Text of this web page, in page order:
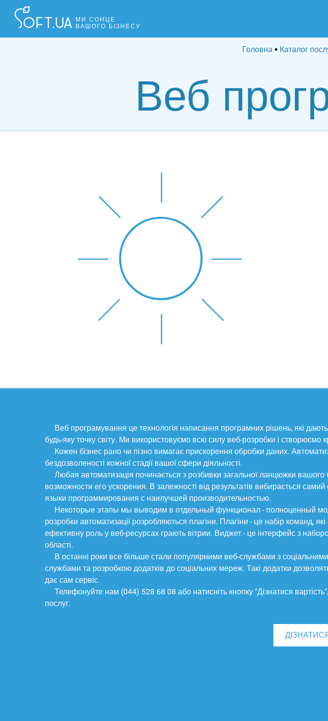
МИ СОНЦЕ
ВАШОГО БІЗНЕСУ
Головна Каталог
Веб
Веб програмування це технологія написання програмних рішень, які
будь-яку точку світу. Ми використовуємо всю силу веб-розробки і
Кожен бізнес рано чи пізно вимагає прискорення обробки даних.
бездозволеності кожної стадії вашої сфери діяльності.
Любая автоматизація починається з розбивки загальної ланцюжки
возможности его ускорения. В залежності від результатів вибирається
языки программирования с наилучшей производительностью.
Некоторые этапы мы выводим в отдельный функционал - полноценный
розробки автоматизації розробляються плагіни. Плагіни - це набір команд,
ефективну роль у веб-ресурсах грають вітрии. Виджет - це інтерфейс з
області.
В останні роки все більше стали популярними веб-службами з
службами та розробкою додатків до соціальних мереж. Такі додатки
дає сам сервіс.
Телефонуйте нам (044) 528 68 08 або натисніть кнопку "Дізнатися
послуг.